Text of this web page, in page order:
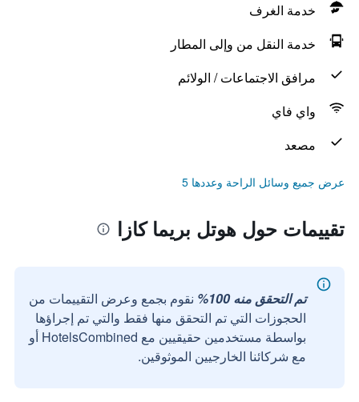
خدمة الغرف
خدمة النقل من وإلى المطار
مرافق الاجتماعات / الولائم
واي فاي
مصعد
عرض جميع وسائل الراحة وعددها 5
تقييمات حول هوتل بريما كازا
تم التحقق منه 100%
نقوم بجمع وعرض التقييمات من
الحجوزات التي تم التحقق منها فقط والتي تم إجراؤها
بواسطة مستخدمين حقيقيين مع HotelsCombined أو
مع شركائنا الخارجيين الموثوقين.